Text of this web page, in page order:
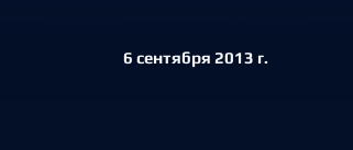
6 сентября 2013 г.